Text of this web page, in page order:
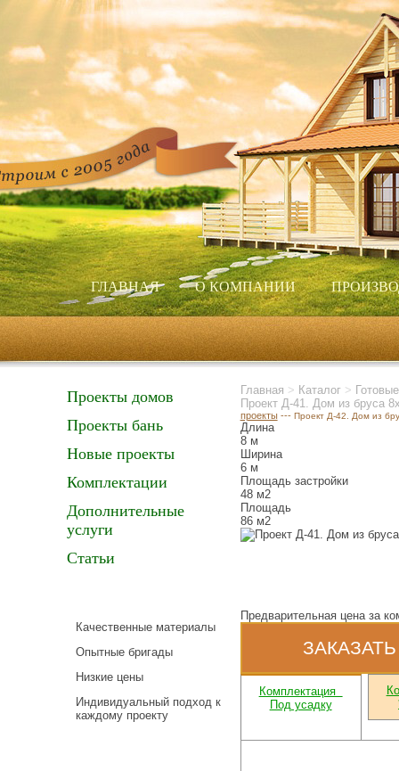
ГЛАВНАЯ О КОМПАНИИ
Проекты домов
Проекты бань
Новые проекты
Комплектации
Дополнительные
услуги
Статьи
Качественные материалы
Опытные бригады
Низкие цены
Индивидуальный подход к
каждому проекту
Главная > Каталог >
Проект Д-41. Дом из бруса
проекты--- Проект Д-42. Дом из
Длина
8 м
Ширина
6 м
Площадь застройки
48 м2
Площадь
86 м2
Предварительная цена за
ЗАКАЗАТЬ
Комплектация
Под усадку